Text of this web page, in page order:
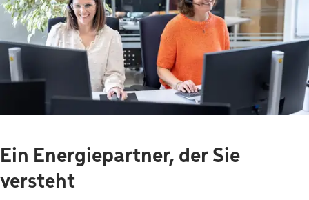
Ein Energiepartner, der Sie
versteht